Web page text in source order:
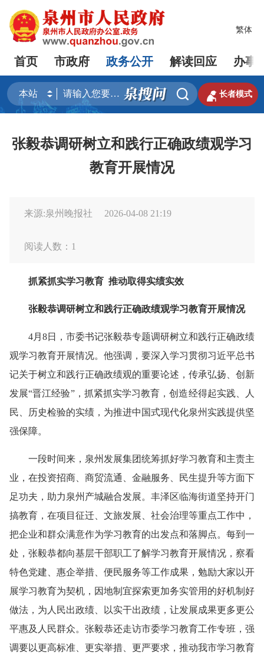
繁体
首页 市政府 政务公开 解读回应 办事
  长者模式
张毅恭调研树立和践行正确政绩观学习
教育开展情况
来源:泉州晚报社 2026-04-08 21:19
阅读人数： 1
抓紧抓实学习教育 推动取得实绩实效
张毅恭调研树立和践行正确政绩观学习教育开展情况
4月8日，市委书记张毅恭专题调研树立和践行正确政绩
观学习教育开展情况。他强调，要深入学习贯彻习近平总书
记关于树立和践行正确政绩观的重要论述，传承弘扬、创新
发展“晋江经验”，抓紧抓实学习教育，创造经得起实践、人
民、历史检验的实绩，为推进中国式现代化泉州实践提供坚
强保障。
一段时间来，泉州发展集团统筹抓好学习教育和主责主
业，在投资招商、商贸流通、金融服务、民生提升等方面下
足功夫，助力泉州产城融合发展。丰泽区临海街道坚持开门
搞教育，在项目征迁、文旅发展、社会治理等重点工作中，
把企业和群众满意作为学习教育的出发点和落脚点。每到一
处，张毅恭都向基层干部职工了解学习教育开展情况，察看
特色党建、惠企举措、便民服务等工作成果，勉励大家以开
展学习教育为契机，因地制宜探索更加务实管用的好机制好
做法，为人民出政绩、以实干出政绩，让发展成果更多更公
平惠及人民群众。张毅恭还走访市委学习教育工作专班，强
调要以更高标准、更实举措、更严要求，推动我市学习教育